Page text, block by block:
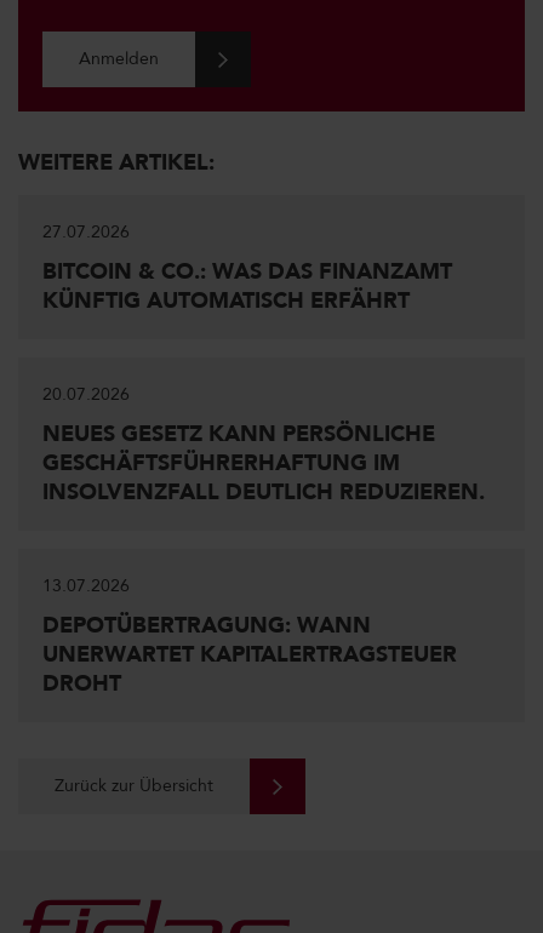
Anmelden
WEITERE ARTIKEL:
27.07.2026
BITCOIN & CO.: WAS DAS FINANZAMT
KÜNFTIG AUTOMATISCH ERFÄHRT
20.07.2026
NEUES GESETZ KANN PERSÖNLICHE
GESCHÄFTSFÜHRERHAFTUNG IM
INSOLVENZFALL DEUTLICH REDUZIEREN.
13.07.2026
DEPOTÜBERTRAGUNG: WANN
UNERWARTET KAPITALERTRAGSTEUER
DROHT
Zurück zur Übersicht